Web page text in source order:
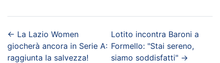
← La Lazio Women
giocherà ancora in Serie A:
raggiunta la salvezza!
Lotito incontra Baroni a
Formello: "Stai sereno,
siamo soddisfatti"→